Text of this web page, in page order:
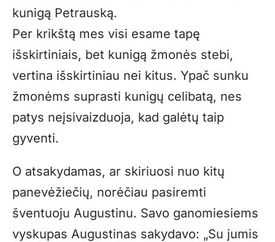
kunigą Petrauską.
Per krikštą mes visi esame tapę
išskirtiniais, bet kunigą žmonės stebi,
vertina išskirtiniau nei kitus. Ypač sunku
žmonėms suprasti kunigų celibatą, nes
patys neįsivaizduoja, kad galėtų taip
gyventi.
O atsakydamas, ar skiriuosi nuo kitų
panevėžiečių, norėčiau pasiremti
šventuoju Augustinu. Savo ganomiesiems
vyskupas Augustinas sakydavo: „Su jumis